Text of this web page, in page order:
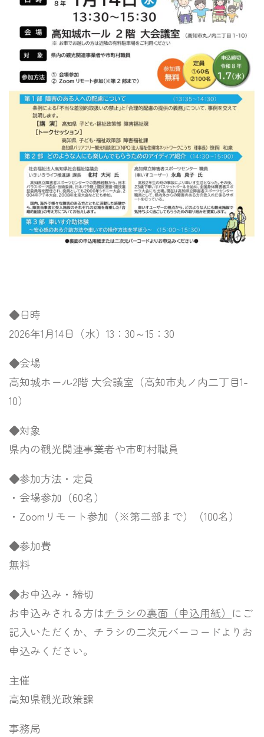
◆日時
2026年1月14日（水）13：30～15：30
◆会場
高知城ホール2階 大会議室（高知市丸ノ内二丁目1-
10）
◆対象
県内の観光関連事業者や市町村職員
◆参加方法・定員
・会場参加（60名）
・Zoomリモート参加（※第二部まで）（100名）
◆参加費
無料
◆お申込み・締切
お申込みされる方はチラシの裏面（申込用紙） にご
記入いただくか、チラシの二次元バーコードよりお
申込みください。
主催
高知県観光政策課
事務局